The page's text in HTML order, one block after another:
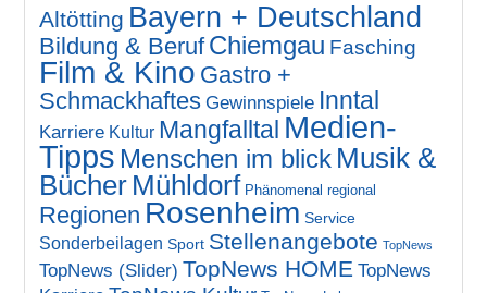
Altötting Bayern + Deutschland
Bildung & Beruf Chiemgau Fasching
Film & Kino Gastro +
Schmackhaftes Gewinnspiele Inntal
Karriere Kultur Mangfalltal Medien-
Tipps Menschen im blick Musik &
Bücher Mühldorf Phänomenal regional
Regionen Rosenheim Service
Sonderbeilagen Sport Stellenangebote TopNews
TopNews (Slider) TopNews HOME TopNews